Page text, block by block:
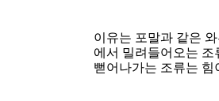
이유는 포말과 같은
에서 밀려들어오는
뻗어나가는 조류는